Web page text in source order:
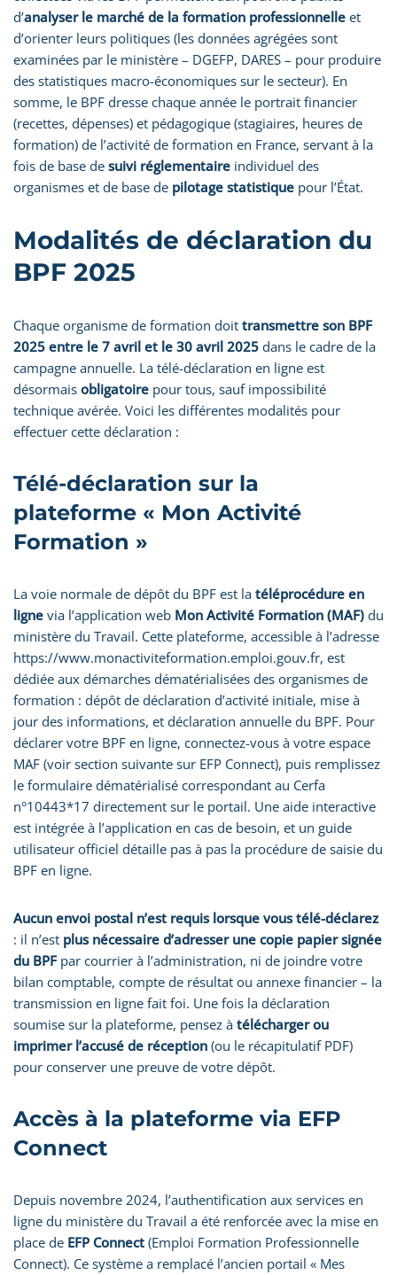
d’analyser le marché de la formation professionnelle et
d’orienter leurs politiques (les données agrégées sont
examinées par le ministère – DGEFP, DARES – pour produire
des statistiques macro-économiques sur le secteur). En
somme, le BPF dresse chaque année le portrait financier
(recettes, dépenses) et pédagogique (stagiaires, heures de
formation) de l’activité de formation en France, servant à la
fois de base de suivi réglementaire individuel des
organismes et de base de pilotage statistique pour l’État.
Modalités de déclaration du
BPF 2025
Chaque organisme de formation doit transmettre son BPF
2025 entre le 7 avril et le 30 avril 2025 dans le cadre de la
campagne annuelle. La télé-déclaration en ligne est
désormais obligatoire pour tous, sauf impossibilité
technique avérée. Voici les différentes modalités pour
effectuer cette déclaration :
Télé-déclaration sur la
plateforme « Mon Activité
Formation »
La voie normale de dépôt du BPF est la téléprocédure en
ligne via l’application web Mon Activité Formation (MAF) du
ministère du Travail. Cette plateforme, accessible à l’adresse
https://www.monactiviteformation.emploi.gouv.fr, est
dédiée aux démarches dématérialisées des organismes de
formation : dépôt de déclaration d’activité initiale, mise à
jour des informations, et déclaration annuelle du BPF. Pour
déclarer votre BPF en ligne, connectez-vous à votre espace
MAF (voir section suivante sur EFP Connect), puis remplissez
le formulaire dématérialisé correspondant au Cerfa
n°10443*17 directement sur le portail. Une aide interactive
est intégrée à l’application en cas de besoin, et un guide
utilisateur officiel détaille pas à pas la procédure de saisie du
BPF en ligne.
Aucun envoi postal n’est requis lorsque vous télé-déclarez
: il n’est plus nécessaire d’adresser une copie papier signée
du BPF par courrier à l’administration, ni de joindre votre
bilan comptable, compte de résultat ou annexe financier – la
transmission en ligne fait foi. Une fois la déclaration
soumise sur la plateforme, pensez à télécharger ou
imprimer l’accusé de réception (ou le récapitulatif PDF)
pour conserver une preuve de votre dépôt.
Accès à la plateforme via EFP
Connect
Depuis novembre 2024, l’authentification aux services en
ligne du ministère du Travail a été renforcée avec la mise en
place de EFP Connect (Emploi Formation Professionnelle
Connect). Ce système a remplacé l’ancien portail « Mes